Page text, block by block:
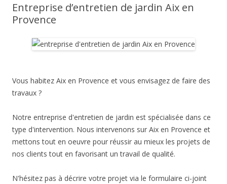
Entreprise d’entretien de jardin Aix en
Provence
Vous habitez Aix en Provence et vous envisagez de faire des
travaux ?
Notre entreprise d'entretien de jardin est spécialisée dans ce
type d'intervention. Nous intervenons sur Aix en Provence et
mettons tout en oeuvre pour réussir au mieux les projets de
nos clients tout en favorisant un travail de qualité.
N'hésitez pas à décrire votre projet via le formulaire ci-joint